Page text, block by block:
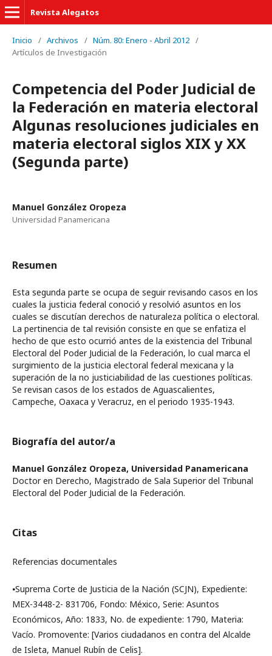
Revista Alegatos
Inicio / Archivos / Núm. 80: Enero - Abril 2012 /
Artículos de Investigación
Competencia del Poder Judicial de
la Federación en materia electoral
Algunas resoluciones judiciales en
materia electoral siglos XIX y XX
(Segunda parte)
Manuel González Oropeza
Universidad Panamericana
Resumen
Esta segunda parte se ocupa de seguir revisando casos en los
cuales la justicia federal conoció y resolvió asuntos en los
cuales se discutían derechos de naturaleza política o electoral.
La pertinencia de tal revisión consiste en que se enfatiza el
hecho de que esto ocurrió antes de la existencia del Tribunal
Electoral del Poder Judicial de la Federación, lo cual marca el
surgimiento de la justicia electoral federal mexicana y la
superación de la no justiciabilidad de las cuestiones políticas.
Se revisan casos de los estados de Aguascalientes,
Campeche, Oaxaca y Veracruz, en el periodo 1935-1943.
Biografía del autor/a
Manuel González Oropeza, Universidad Panamericana
Doctor en Derecho, Magistrado de Sala Superior del Tribunal
Electoral del Poder Judicial de la Federación.
Citas
Referencias documentales
⦁Suprema Corte de Justicia de la Nación (SCJN), Expediente:
MEX-3448-2- 831706, Fondo: México, Serie: Asuntos
Económicos, Año: 1833, No. de expediente: 1790, Materia:
Vacío. Promovente: [Varios ciudadanos en contra del Alcalde
de Isleta, Manuel Rubín de Celis].